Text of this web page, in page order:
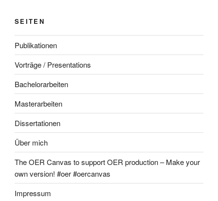
SEITEN
Publikationen
Vorträge / Presentations
Bachelorarbeiten
Masterarbeiten
Dissertationen
Über mich
The OER Canvas to support OER production – Make your
own version! #oer #oercanvas
Impressum